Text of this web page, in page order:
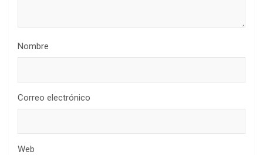
Nombre
Correo electrónico
Web